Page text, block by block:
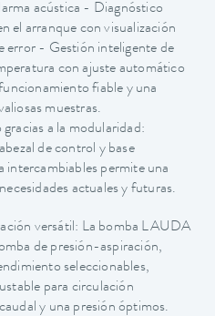
acústica - Diagnóstico
el arranque con visualización
error - Gestión inteligente de
con ajuste automático
fiable y una
muestras.
a la modularidad:
de control y base
intercambiables permite una
actuales y futuras.
versátil: La bomba LAUDA
de presión-aspiración,
seleccionables,
para circulación
y una presión óptimos.